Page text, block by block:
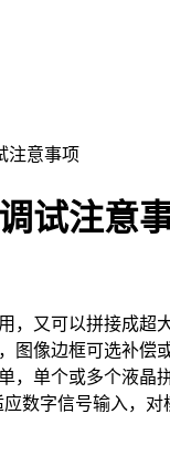
注意事项
试注意
，又可以拼接成超
图像边框可选补
，单个或多个液
数字信号输入，